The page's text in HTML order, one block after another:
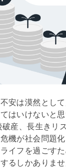
安は漠然とし
はいけないと
産、長生きリ
機が社会問題
イフを過ごす
るしかありま